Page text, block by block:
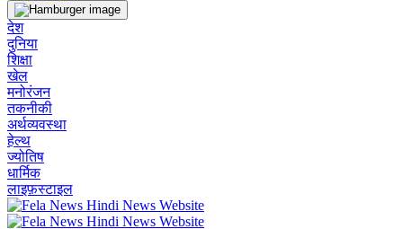
देश
दुनिया
शिक्षा
खेल
मनोरंजन
तकनीकी
अर्थव्यवस्था
हेल्थ
ज्योतिष
धार्मिक
लाइफ़स्टाइल